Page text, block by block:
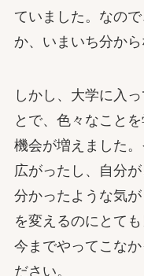
ていました。なの
か、いまいち分から
しかし、大学に入
とで、色々なこと
機会が増えました
広がったし、自分
分かったような気
を変えるのにとて
今までやってこな
ださい。